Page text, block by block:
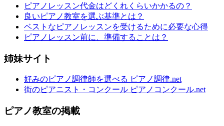
ピアノレッスン代金はどくれくらいかかるの？
良いピアノ教室を選ぶ基準とは？
ベストなピアノレッスンを受けるために必要な心得
ピアノレッスン前に、準備することは？
姉妹サイト
好みのピアノ調律師を選べる ピアノ調律.net
街のピアニスト・コンクール ピアノコンクール.net
ピアノ教室の掲載